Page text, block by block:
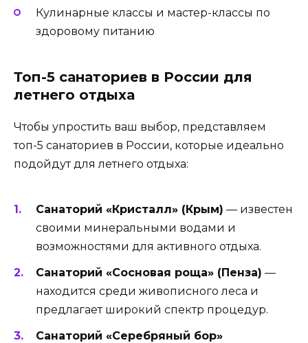
Кулинарные классы и мастер-классы по
здоровому питанию
Топ-5 санаториев в России для
летнего отдыха
Чтобы упростить ваш выбор, представляем
топ-5 санаториев в России, которые идеально
подойдут для летнего отдыха:
Санаторий «Кристалл» (Крым) — известен
своими минеральными водами и
возможностями для активного отдыха.
Санаторий «Сосновая роща» (Пенза) —
находится среди живописного леса и
предлагает широкий спектр процедур.
Санаторий «Серебряный бор»